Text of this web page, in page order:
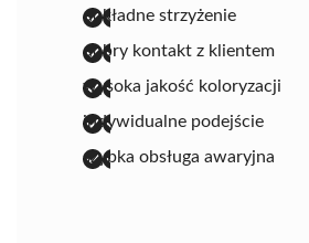
dokładne strzyżenie
dobry kontakt z klientem
wysoka jakość koloryzacji
indywidualne podejście
szybka obsługa awaryjna